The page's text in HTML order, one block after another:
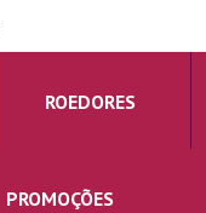
ROEDORES
PROMOÇÕES